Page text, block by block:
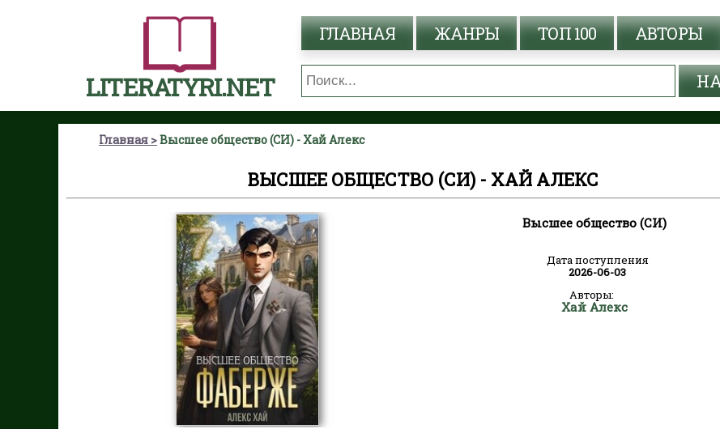
LITERATYRI.NET
ГЛАВНАЯ ЖАНРЫ ТОП 100 АВТОРЫ
Главная Высшее общество (СИ) - Хай Алекс
ВЫСШЕЕ ОБЩЕСТВО (СИ) - ХАЙ АЛЕКС
Высшее общество (СИ)
Дата поступления
2026-06-03
Авторы:
Хай Алекс